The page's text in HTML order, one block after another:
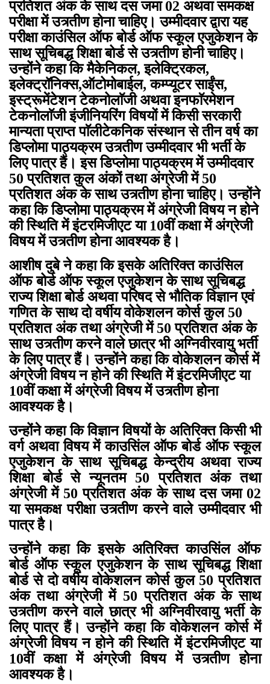
प्रतिशत अंक के साथ दस जमा 02 अथवा समकक्ष
परीक्षा में उत्र्तीण होना चाहिए। उम्मीदवार द्वारा यह
परीक्षा काउंसिल ऑफ बोर्ड ऑफ स्कूल एजुकेशन के
साथ सूचिबद्ध शिक्षा बोर्ड से उत्र्तीण होनी चाहिए।
उन्होंने कहा कि मैकेनिकल, इलेक्ट्रिकल,
इलेक्ट्रॉनिक्स,ऑटोमोबाईल, कम्प्यूटर साईंस,
इस्ट्रूमेंटेशन टेकनोलाॅजी अथवा इनफाॅरमेशन
टेकनोलाॅजी इंजीनियरिंग विषयों में किसी सरकारी
मान्यता प्राप्त पाॅलीटेकनिक संस्थान से तीन वर्ष का
डिप्लोमा पाठ्यक्रम उत्र्तीण उम्मीदवार भी भर्ती के
लिए पात्र हैं। इस डिप्लोमा पाठ्यक्रम में उम्मीदवार
50 प्रतिशत कुल अंकों तथा अंग्रेजी में 50
प्रतिशत अंक के साथ उत्र्तीण होना चाहिए। उन्होंने
कहा कि डिप्लोमा पाठ्यक्रम में अंग्रेजी विषय न होने
की स्थिति में इंटरमिजीएट या 10वीं कक्षा में अंग्रेजी
विषय में उत्र्तीण होना आवश्यक है।
आशीष दुबे ने कहा कि इसके अतिरिक्त काउंसिल
ऑफ बोर्ड ऑफ स्कूल एजुकेशन के साथ सूचिबद्ध
राज्य शिक्षा बोर्ड अथवा परिषद से भौतिक विज्ञान एवं
गणित के साथ दो वर्षीय वोकेशलन कोर्स कुल 50
प्रतिशत अंक तथा अंग्रेजी में 50 प्रतिशत अंक के
साथ उत्र्तीण करने वाले छात्र भी अग्निवीरवायु भर्ती
के लिए पात्र हैं। उन्होंने कहा कि वोकेशलन कोर्स में
अंग्रेजी विषय न होने की स्थिति में इंटरमिजीएट या
10वीं कक्षा में अंग्रेजी विषय में उत्र्तीण होना
आवश्यक है।
उन्होंने कहा कि विज्ञान विषयों के अतिरिक्त किसी भी
वर्ग अथवा विषय में काउसिंल ऑफ बोर्ड ऑफ स्कूल
एजुकेशन के साथ सूचिबद्ध केन्द्रीय अथवा राज्य
शिक्षा बोर्ड से न्यूनतम 50 प्रतिशत अंक तथा
अंग्रेजी में 50 प्रतिशत अंक के साथ दस जमा 02
या समकक्ष परीक्षा उत्र्तीण करने वाले उम्मीदवार भी
पात्र है।
उन्होंने कहा कि इसके अतिरिक्त काउसिंल ऑफ
बोर्ड ऑफ स्कूल एजुकेशन के साथ सूचिबद्ध शिक्षा
बोर्ड से दो वर्षीय वोकेशलन कोर्स कुल 50 प्रतिशत
अंक तथा अंग्रेजी में 50 प्रतिशत अंक के साथ
उत्र्तीण करने वाले छात्र भी अग्निवीरवायु भर्ती के
लिए पात्र हैं। उन्होंने कहा कि वोकेशलन कोर्स में
अंग्रेजी विषय न होने की स्थिति में इंटरमिजीएट या
10वीं कक्षा में अंग्रेजी विषय में उत्र्तीण होना
आवश्यक है।